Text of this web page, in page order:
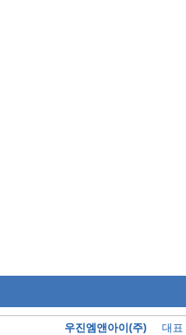
우진엠앤아이(주)
대표